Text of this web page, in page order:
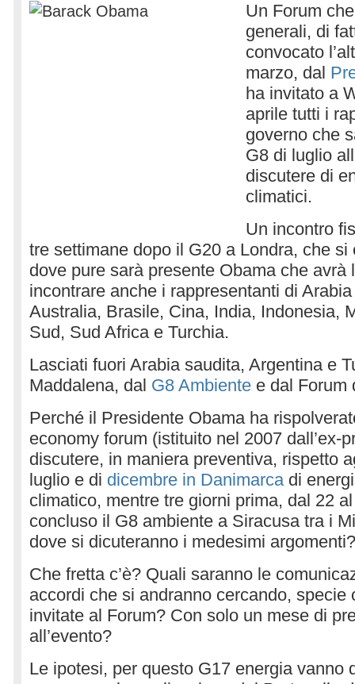
Un Forum
generali, di
convocato
marzo, dal
ha invitato a
aprile tutti i
governo che
G8 di luglio
discutere di
climatici.
Un incontro
tre settimane dopo il G20 a Londra, che
dove pure sarà presente Obama che avrà
incontrare anche i rappresentanti di
Australia, Brasile, Cina, India, Indonesia,
Sud, Sud Africa e Turchia.
Lasciati fuori Arabia saudita, Argentina e
Maddalena, dal G8 Ambiente e dal Forum
Perché il Presidente Obama ha
economy forum (istituito nel 2007 dall’ex-
discutere, in maniera preventiva, rispetto
luglio e di dicembre in Danimarcadi
climatico, mentre tre giorni prima, dal 22
concluso il G8 ambiente a Siracusa tra i
dove si dicuteranno i medesimi argomenti?
Che fretta c’è? Quali saranno le
accordi che si andranno cercando, specie
invitate al Forum? Con solo un mese di
all’evento?
Le ipotesi, per questo G17 energia vanno